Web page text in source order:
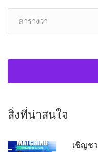
สิ่งที่น่าสนใจ
เชิญช